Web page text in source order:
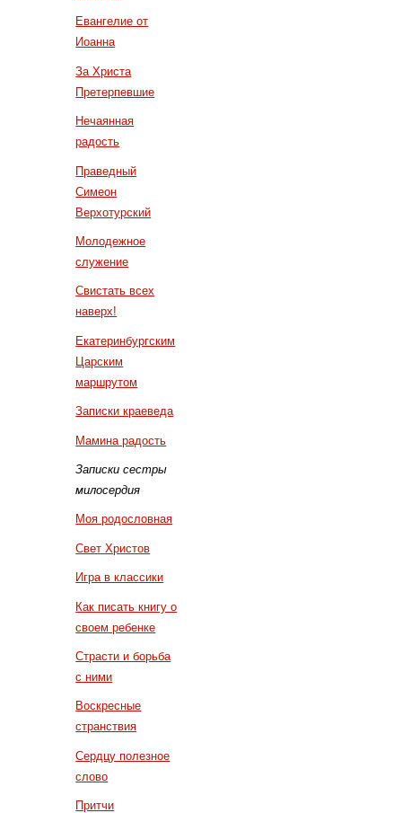
Евангелие от
Иоанна
За Христа
Претерпевшие
Нечаянная
радость
Праведный
Симеон
Верхотурский
Молодежное
служение
Свистать всех
наверх!
Екатеринбургским
Царским
маршрутом
Записки краеведа
Мамина радость
Записки сестры
милосердия
Моя родословная
Свет Христов
Игра в классики
Как писать книгу о
своем ребенке
Страсти и борьба
с ними
Воскресные
странствия
Сердцу полезное
слово
Притчи